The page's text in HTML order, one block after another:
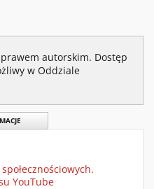
autorskim. Dostęp
w Oddziale
YouTube